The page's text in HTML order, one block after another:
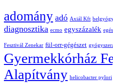
adomány adó Axiál Kft
diagnosztika ecmo egyszázalék
Fesztivál Zenekar fül-orr-gégészet
Gyermekkórház
Alapítvány helicobacter pylori